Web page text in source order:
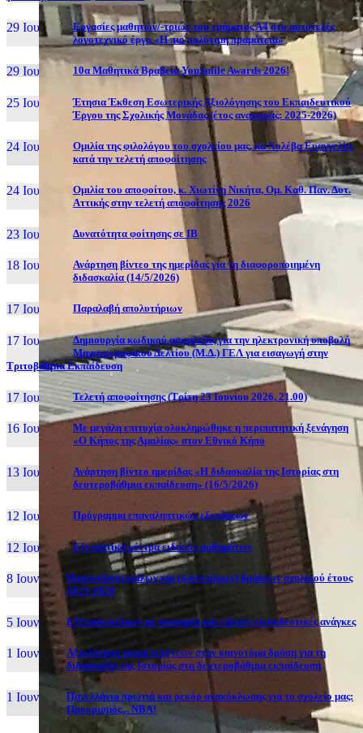
29 Ιουν, 26
Εργασίες μαθητών/-τριών του τμήματος Α4 στο αυτοτελές
λογοτεχνικό έργο «Η πιο πολύτιμη πραμάτεια»
29 Ιουν, 26 10α Μαθητικά Βραβεία YouSmile Awards 2026!
25 Ιουν, 26
Έτησια Έκθεση Εσωτερικής Αξιολόγησης του Εκπαιδευτικού
Έργου της Σχολικής Μονάδας (έτος αναφοράς: 2025-2026)
24 Ιουν, 26
Ομιλία της φιλολόγου του σχολείου μας, κα Χολέβα Ευαγγελία,
κατά την τελετή αποφοίτησης
24 Ιουν, 26
Ομιλία του αποφοίτου, κ. Χιωτίνη Νικήτα, Ομ. Καθ. Παν. Δυτ.
Αττικής στην τελετή αποφοίτησης 2026
23 Ιουν, 26 Δυνατότητα φοίτησης σε ΙΒ
18 Ιουν, 26
Ανάρτηση βίντεο της ημερίδας για τη διαφοροποιημένη
διδασκαλία (14/5/2026)
17 Ιουν, 26 Παραλαβή απολυτήριων
17 Ιουν, 26
Δημιουργία κωδικού ασφαλείας για την ηλεκτρονική υποβολή
Μηχανογραφικού Δελτίου (Μ.Δ.) ΓΕΛ για εισαγωγή στην
Τριτοβάθμια Εκπαίδευση
17 Ιουν, 26 Τελετή αποφοίτησης (Τρίτη 23 Ιουνίου 2026, 21.00)
16 Ιουν, 26
Με μεγάλη επιτυχία ολοκληρώθηκε η περιπατητική ξενάγηση
«Ο Κήπος της Αμαλίας» στον Εθνικό Κήπο
13 Ιουν, 26
Ανάρτηση βίντεο ημερίδας «Η διδασκαλία της Ιστορίας στη
δευτεροβάθμια εκπαίδευση» (16/5/2026)
12 Ιουν, 26 Πρόγραμμα επαναληπτικών εξετάσεων
12 Ιουν, 26 Εξεταστικά κέντρα ειδικών μαθημάτων
8 Ιουν, 26
Παρουσίαση ομίλων και (καινοτόμων) δράσεων σχολικού έτους
2025-2026
5 Ιουν, 26 Εξέταση ατόμων με αναπηρία και ειδικές εκπαιδευτικές ανάγκες
1 Ιουν, 26
Αξιολόγηση συμμετεχόντων στην καινοτόμα δράση για τη
διδασκαλία της Ιστορίας στη δευτεροβάθμια εκπαίδευση
1 Ιουν, 26
Πανελλήνια πρωτιά και ρεκόρ ανακύκλωσης για το σχολείο μας:
Προορισμός... NBA!